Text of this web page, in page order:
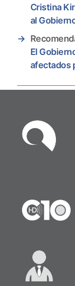
Cristina
al
→
El
afectados